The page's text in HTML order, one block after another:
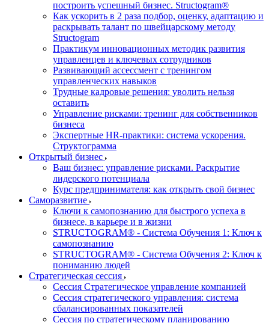
построить успешный бизнес. Structogram®
Как ускорить в 2 раза подбор, оценку, адаптацию и
раскрывать талант по швейцарскому методу
Structogram
Практикум инновационных методик развития
управленцев и ключевых сотрудников
Развивающий ассессмент с тренингом
управленческих навыков
Трудные кадровые решения: уволить нельзя
оставить
Управление рисками: тренинг для собственников
бизнеса
Экспертные HR-практики: система ускорения.
Структограмма
Открытый бизнес
Ваш бизнес: управление рисками. Раскрытие
лидерского потенциала
Курс предпринимателя: как открыть свой бизнес
Саморазвитие
Ключи к самопознанию для быстрого успеха в
бизнесе, в карьере и в жизни
STRUCTOGRAM® - Система Обучения 1: Ключ к
самопознанию
STRUCTOGRAM® - Система Обучения 2: Ключ к
пониманию людей
Стратегическая сессия
Сессия Стратегическое управление компанией
Сессия стратегического управления: система
сбалансированных показателей
Сессия по стратегическому планированию